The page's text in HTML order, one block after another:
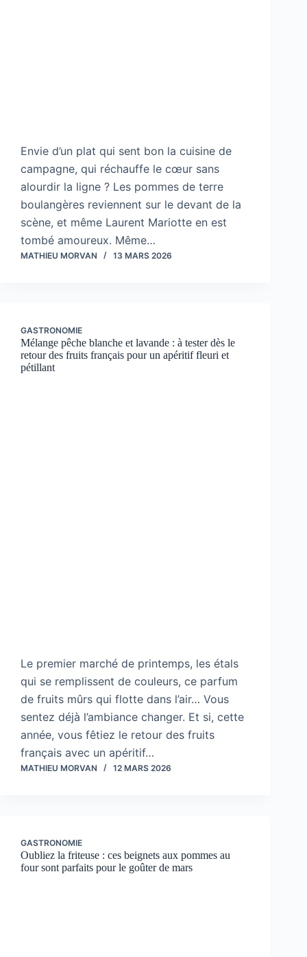
Envie d’un plat qui sent bon la cuisine de
campagne, qui réchauffe le cœur sans
alourdir la ligne ? Les pommes de terre
boulangères reviennent sur le devant de la
scène, et même Laurent Mariotte en est
tombé amoureux. Même…
MATHIEU MORVAN 13 MARS 2026
GASTRONOMIE
Mélange pêche blanche et lavande : à tester dès le
retour des fruits français pour un apéritif fleuri et
pétillant
Le premier marché de printemps, les étals
qui se remplissent de couleurs, ce parfum
de fruits mûrs qui flotte dans l’air… Vous
sentez déjà l’ambiance changer. Et si, cette
année, vous fêtiez le retour des fruits
français avec un apéritif…
MATHIEU MORVAN 12 MARS 2026
GASTRONOMIE
Oubliez la friteuse : ces beignets aux pommes au
four sont parfaits pour le goûter de mars